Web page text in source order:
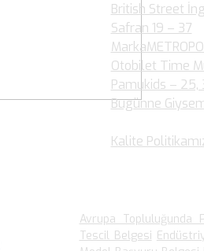
British Street
Safran 19 – 37
Otobilet Time
Pamukids – 25,
Bugünne
Kalite
Avrupa Topluluğunda
Tescil Belgesi